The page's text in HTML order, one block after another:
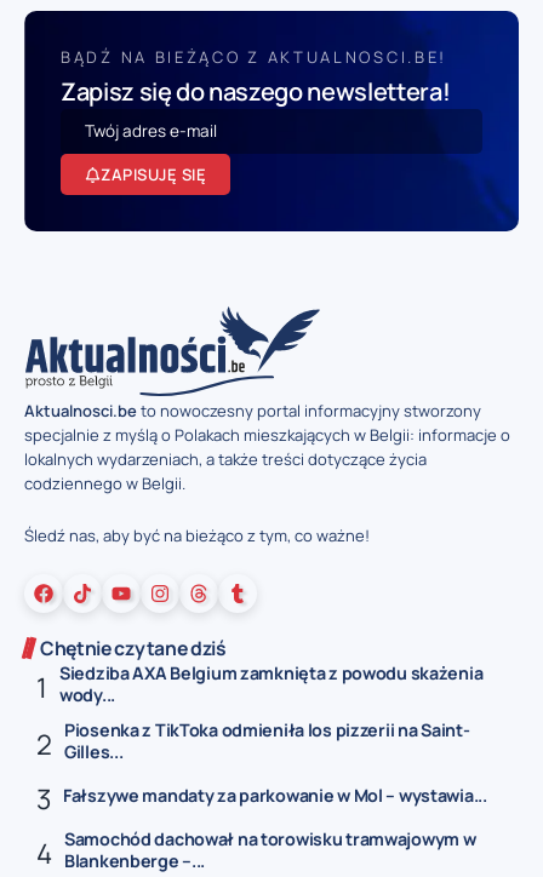
BĄDŹ NA BIEŻĄCO Z AKTUALNOSCI.BE!
Zapisz się do naszego newslettera!
ZAPISUJĘ SIĘ
Aktualnosci.beto nowoczesny portal informacyjny stworzony
specjalnie z myślą o Polakach mieszkających w Belgii: informacje o
lokalnych wydarzeniach, a także treści dotyczące życia
codziennego w Belgii.
Śledź nas, aby być na bieżąco z tym, co ważne!
Chętnie czytane dziś
Siedziba AXA Belgium zamknięta z powodu skażenia
wody...
Piosenka z TikToka odmieniła los pizzerii na Saint-
Gilles...
Fałszywe mandaty za parkowanie w Mol – wystawia...
Samochód dachował na torowisku tramwajowym w
Blankenberge –...